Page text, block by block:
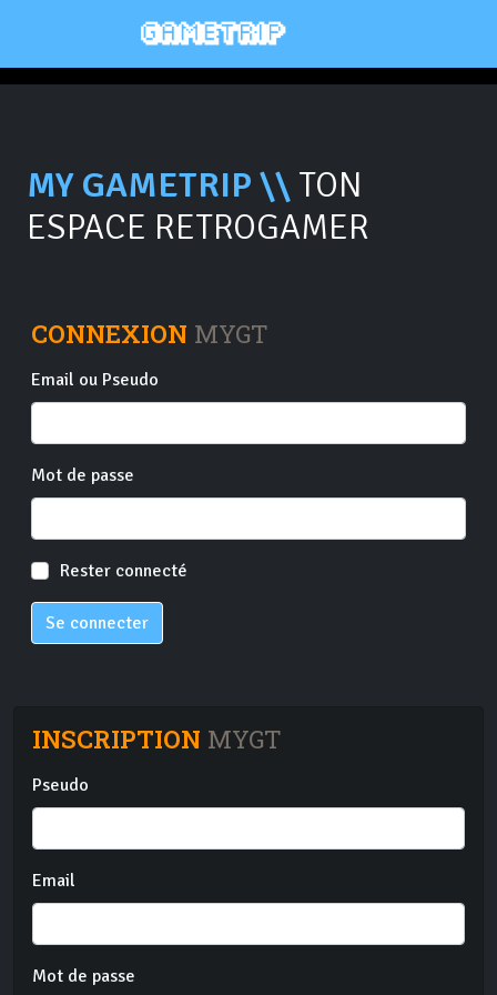
MY GAMETRIP \\ TON
ESPACE RETROGAMER
CONNEXION MYGT
Email ou Pseudo
Mot de passe
Rester connecté
Se connecter
INSCRIPTION MYGT
Pseudo
Email
Mot de passe